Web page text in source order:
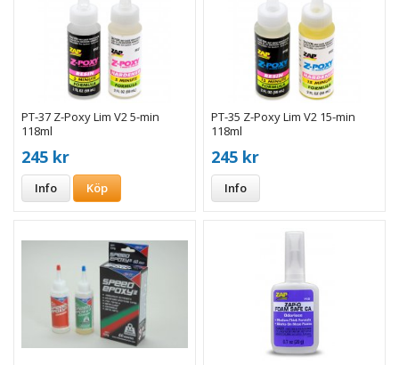
PT-37 Z-Poxy Lim V2 5-min
118ml
245 kr
Info Köp
PT-35 Z-Poxy Lim V2 15-min
118ml
245 kr
Info